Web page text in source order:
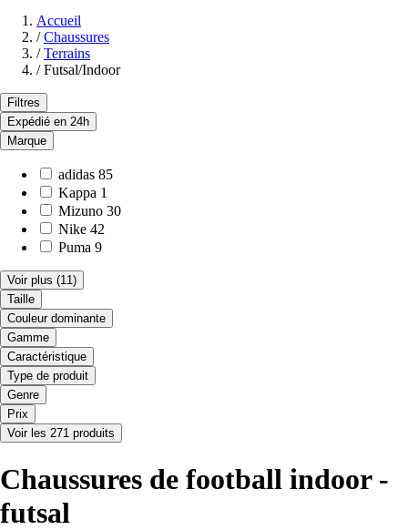
Accueil
/ Chaussures
/ Terrains
/ Futsal/Indoor
Filtres
Expédié en 24h
Marque
adidas 85
Kappa 1
Mizuno 30
Nike 42
Puma 9
Voir plus (11)
Taille
Couleur dominante
Gamme
Caractéristique
Type de produit
Genre
Prix
Voir les 271 produits
Chaussures de football indoor -
futsal